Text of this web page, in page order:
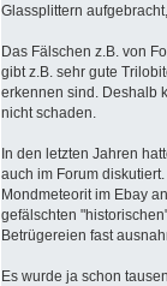
Glassplittern
Das Fälschen z.B. von
gibt z.B. sehr gute
erkennen sind. Deshalb
nicht schaden.
In den letzten Jahren
auch im Forum
Mondmeteorit im Ebay
gefälschten
Betrügereien fast
Es wurde ja schon